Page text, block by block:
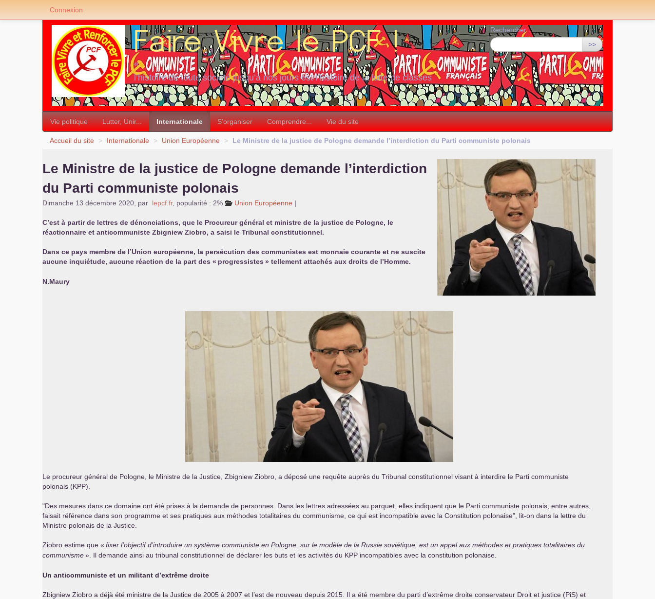
«
l’histoire de toute société jusqu’à nos jours est l’histoire de la lutte de classes
»
Rechercher :
>>
Vie politique Lutter, Unir... Internationale S’organiser Comprendre... Vie du site
Accueil du site > Internationale > Union Européenne > Le Ministre de la justice de Pologne demande l’interdiction du Parti communiste polonais
Le Ministre de la justice de Pologne demande l’interdiction
du Parti communiste polonais
Dimanche 13 décembre 2020 par lepcf.fr, popularité : 2% Union Européenne |
C’est à partir de lettres de dénonciations, que le Procureur général et ministre de la justice de Pologne, le
réactionnaire et anticommuniste Zbigniew Ziobro, a saisi le Tribunal constitutionnel.
Dans ce pays membre de l’Union européenne, la persécution des communistes est monnaie courante et ne suscite
aucune inquiétude, aucune réaction de la part des « progressistes » tellement attachés aux droits de l’Homme.
N.Maury
Le procureur général de Pologne, le Ministre de la Justice, Zbigniew Ziobro, a déposé une requête auprès du Tribunal constitutionnel visant à interdire le Parti communiste
polonais (KPP).
"Des mesures dans ce domaine ont été prises à la demande de personnes. Dans les lettres adressées au parquet, elles indiquent que le Parti communiste polonais, entre autres,
faisait référence dans son programme et ses pratiques aux méthodes totalitaires du communisme, ce qui est incompatible avec la Constitution polonaise", lit-on dans la lettre du
Ministre polonais de la Justice.
Ziobro estime que « fixer l’objectif d’introduire un système communiste en Pologne, sur le modèle de la Russie soviétique, est un appel aux méthodes et pratiques totalitaires du
communisme». Il demande ainsi au tribunal constitutionnel de déclarer les buts et les activités du KPP incompatibles avec la constitution polonaise.
Un anticommuniste et un militant d’extrême droite
Zbigniew Ziobro a déjà été ministre de la Justice de 2005 à 2007 et l’est de nouveau depuis 2015. Il a été membre du parti d’extrême droite conservateur Droit et justice (PiS) et
Connexion